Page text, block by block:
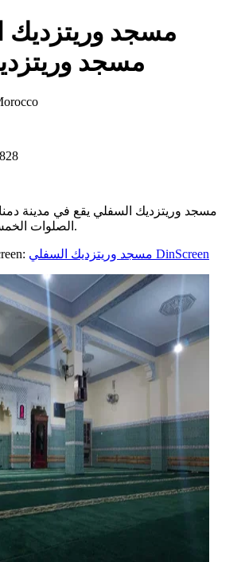
مسجد وريتزديك
مسجد
مسجد وريتزديك السفلي يقع في مدينة
الصلوات الخمس ويخدم سكان الحي.
مسجد وريتزديك السفلي DinScreen